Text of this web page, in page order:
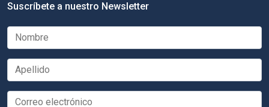
Suscríbete a nuestro Newsletter